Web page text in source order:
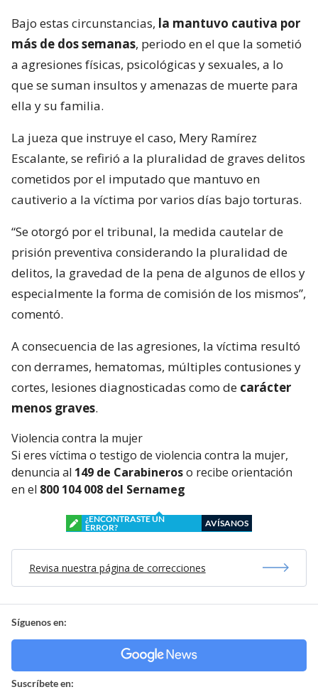
Bajo estas circunstancias, la mantuvo cautiva por
más de dos semanas, periodo en el que la sometió
a agresiones físicas, psicológicas y sexuales, a lo
que se suman insultos y amenazas de muerte para
ella y su familia.
La jueza que instruye el caso, Mery Ramírez
Escalante, se refirió a la pluralidad de graves delitos
cometidos por el imputado que mantuvo en
cautiverio a la víctima por varios días bajo torturas.
“Se otorgó por el tribunal, la medida cautelar de
prisión preventiva considerando la pluralidad de
delitos, la gravedad de la pena de algunos de ellos y
especialmente la forma de comisión de los mismos”,
comentó.
A consecuencia de las agresiones, la víctima resultó
con derrames, hematomas, múltiples contusiones y
cortes, lesiones diagnosticadas como de carácter
menos graves.
Violencia contra la mujer
Si eres víctima o testigo de violencia contra la mujer,
denuncia al 149 de Carabineroso recibe orientación
en el 800 104 008 del Sernameg
¿ENCONTRASTE UN
ERROR?
AVÍSANOS
Revisa nuestra página de correcciones
Síguenos en:
Suscríbete en: